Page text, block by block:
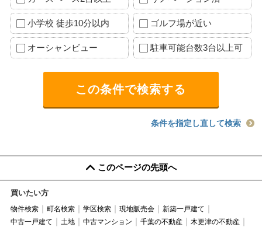
小学校 徒歩10分以内 ゴルフ場が近い
オーシャンビュー 駐車可能台数3台以上可
条件を指定し直して検索
このページの先頭へ
買いたい方
物件検索 町名検索 学区検索 現地販売会
新築一戸建て
中古一戸建て
土地 中古マンション 千葉の不動産
木更津の不動産